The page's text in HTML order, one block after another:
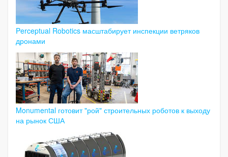
Perceptual Robotics масштабирует инспекции ветряков
дронами
Monumental готовит "рой" строительных роботов к выходу
на рынок США